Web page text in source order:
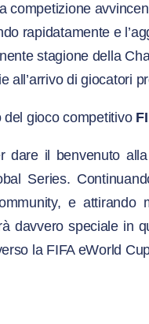
competizione
rapidatamente e
stagione della
all’arrivo di giocatori
del gioco competitivo
dare il benvenuto
Series.
e attirando
davvero speciale in
la FIFA eWorld